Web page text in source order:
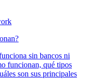
sin bancos ni
funcionan, qué tipos
son sus principales